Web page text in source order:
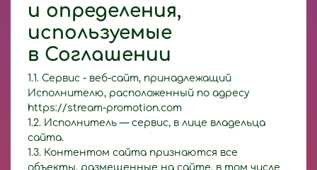
и определения,
используемые
в Соглашении
1.1. Сервис - веб-сайт, принадлежащий
Исполнителю, расположенный по адресу
https://stream-promotion.com
1.2. Исполнитель — сервис, в лице владельца
сайта.
1.3. Контентом сайта признаются все
объекты, размещенные на сайте, в том числе